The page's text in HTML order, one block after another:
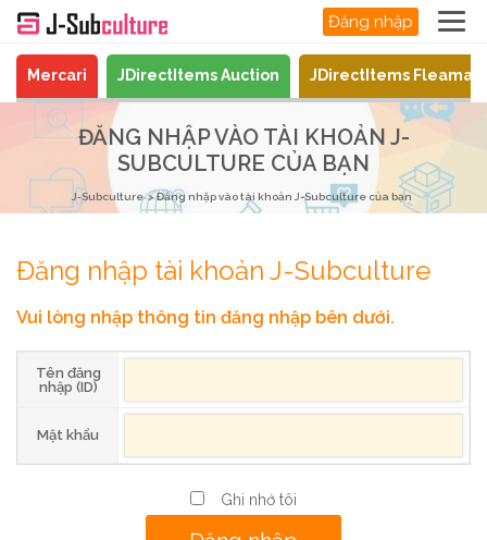
Đăng nhập
Mercari JDirectItems Auction JDirectItems
ĐĂNG NHẬP VÀO TÀI KHOẢN J-
SUBCULTURE CỦA BẠN
J-Subculture Đăng nhập vào tài khoản J-Subculture của bạn
Đăng nhập tài khoản J-Subculture
Vui lòng nhập thông tin đăng nhập bên dưới.
Tên đăng
nhập (ID)
Mật khẩu
Ghi nhớ tôi